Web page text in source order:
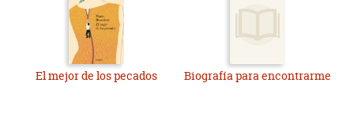
El mejor de los pecados Biografía para encontrarme